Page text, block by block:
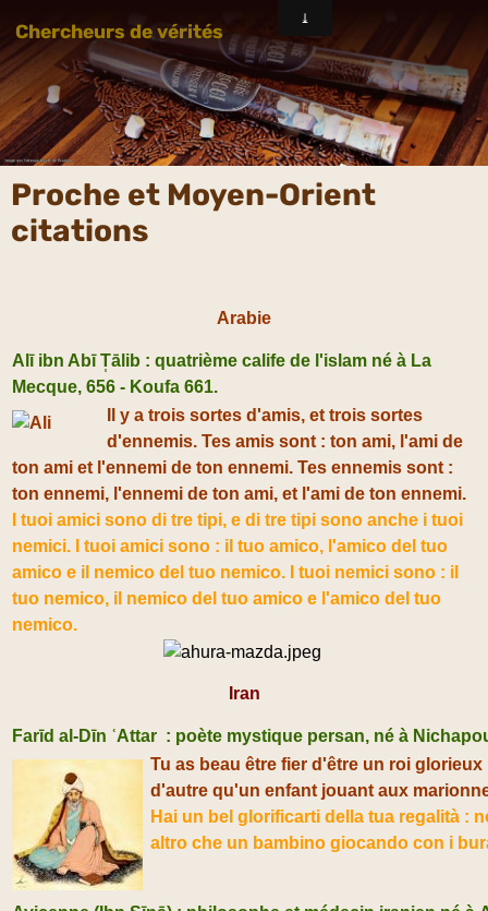
Chercheurs de vérités
Proche et Moyen-Orient
citations
Arabie
Alī ibn Abī T̩ālib : quatrième calife de l'islam né à La
Mecque, 656 - Koufa 661.
Il y a trois sortes d'amis, et trois sortes
d'ennemis. Tes amis sont : ton ami, l'ami de
ton ami et l'ennemi de ton ennemi. Tes ennemis sont :
ton ennemi, l'ennemi de ton ami, et l'ami de ton ennemi.
I tuoi amici sono di tre tipi, e di tre tipi sono anche i tuoi
nemici. I tuoi amici sono : il tuo amico, l'amico del tuo
amico e il nemico del tuo nemico. I tuoi nemici sono : il
tuo nemico, il nemico del tuo amico e l'amico del tuo
nemico.
Iran
Farīd al-Dīn ʿAttar : poète mystique persan, né à
Tu as beau être fier d'être un roi
d'autre qu'un enfant jouant aux
Hai un bel glorificarti della tua regalità :
altro che un bambino giocando con i